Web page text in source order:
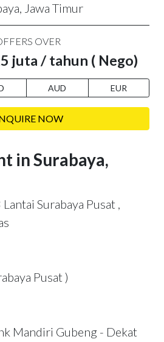
Jawa Timur
OVER
juta / tahun ( Nego)
AUD EUR
NOW
in Surabaya,
Surabaya Pusat ,
Pusat )
Mandiri Gubeng - Dekat